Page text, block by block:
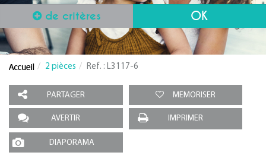
de critères
2 pièces Ref. : L3117-6
PARTAGER MEMORISER
AVERTIR IMPRIMER
DIAPORAMA